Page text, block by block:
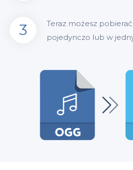
3
Teraz możesz
pojedynczo lub w